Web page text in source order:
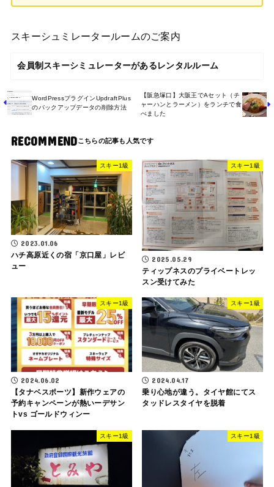
スキーシュミレータールームのご案内
会員制スキーシミュレーターがあるレンタルルーム
WordPressプラグインUpdraftPlus
のバックアップデータの削除方法
【阪急塚口】大阪王でAセット（チ
ャーハンとラーメン）をランチで食
べました
RECOMMEND
スキー1級
2023.01.06
ハチ高原近くの宿「京口屋」レビ
ュー
スキー1級
2025.05.29
ティップネスのプライベートレッ
スン受けてみた
スキー1級
2024.06.02
【タナベスポーツ】新作ウェアの
予約キャンペーンが熱いーデサン
トvs ゴールドウィンー
スキー1級
2024.04.17
乗り心地が違う。タイヤ館にてス
タッドレスタイヤを脱着
スキー1級 スキー1級